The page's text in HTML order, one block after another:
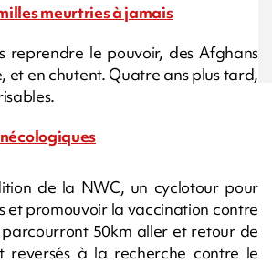
meurtries à jamais
reprendre le pouvoir, des Afghans
en chutent. Quatre ans plus tard,
de la NWC, un cyclotour pour
et promouvoir la vaccination contre
50km aller et retour de
reversés à la recherche contre le